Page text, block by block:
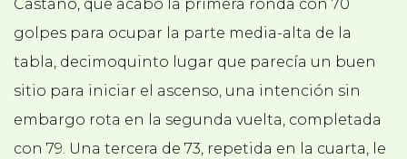
Castaño, que acabó la primera ronda con 70
golpes para ocupar la parte media-alta de la
tabla, decimoquinto lugar que parecía un buen
sitio para iniciar el ascenso, una intención sin
embargo rota en la segunda vuelta, completada
con 79. Una tercera de 73, repetida en la cuarta, le